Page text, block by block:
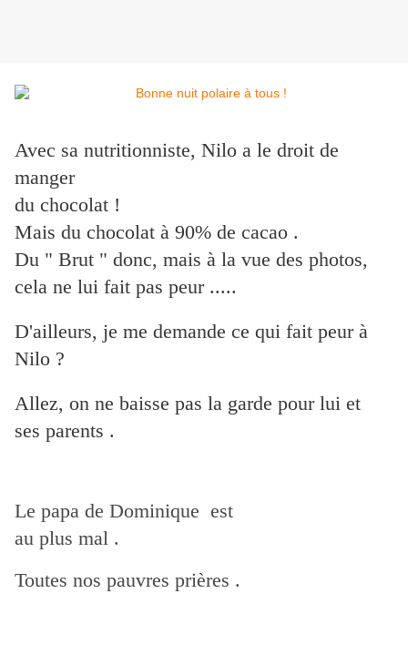
Avec sa nutritionniste, Nilo a le droit de
manger
du chocolat !
Mais du chocolat à 90% de cacao .
Du " Brut " donc, mais à la vue des photos,
cela ne lui fait pas peur .....
D'ailleurs, je me demande ce qui fait peur à
Nilo ?
Allez, on ne baisse pas la garde pour lui et
ses parents .
Le papa de Dominique est
au plus mal .
Toutes nos pauvres prières .